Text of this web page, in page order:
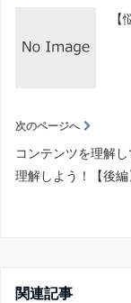
次のページへ
コンテンツを理解
理解しよう！【後編
関連記事